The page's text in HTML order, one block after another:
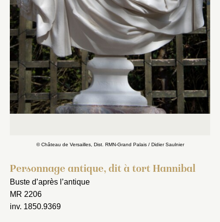
© Château de Versailles, Dist. RMN-Grand Palais / Didier Saulnier
Personnage antique, dit à tort Hannibal
Buste d’après l’antique
MR 2206
inv. 1850.9369